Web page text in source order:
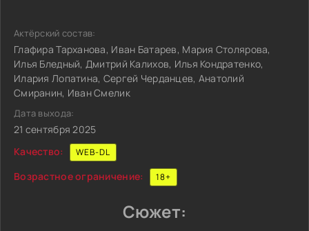
Актёрский состав:
Глафира Тарханова, Иван Батарев, Мария Столярова,
Илья Бледный, Дмитрий Калихов, Илья Кондратенко,
Илария Лопатина, Сергей Черданцев, Анатолий
Смиранин, Иван Смелик
Дата выхода:
21 сентября 2025
Качество:
WEB-DL
Возрастное ограничение: 18+
Сюжет: